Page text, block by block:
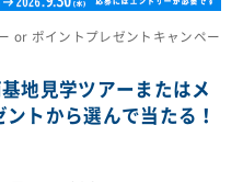
or ポイントプレゼントキャンペー
地見学ツアーまたはメ
トから選んで当たる！